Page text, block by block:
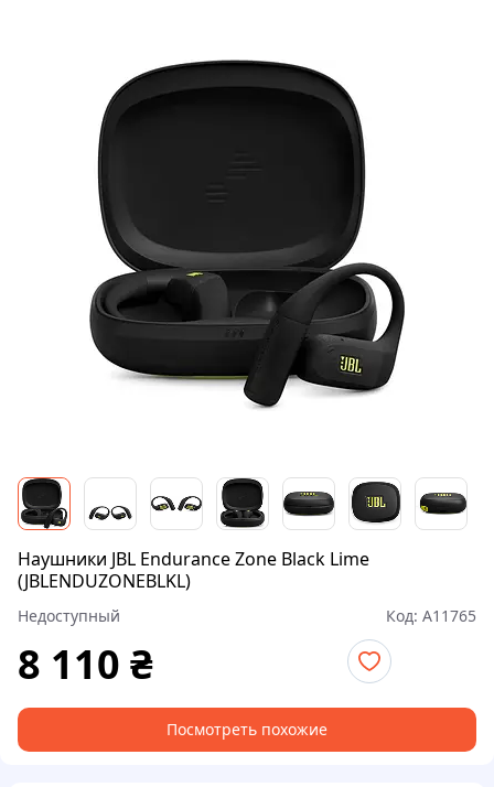
Наушники JBL Endurance Zone Black Lime
(JBLENDUZONEBLKL)
Недоступный Код: A11765
8 110 ₴
Посмотреть похожие